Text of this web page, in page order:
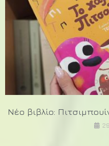
Νέο βιβλίο: